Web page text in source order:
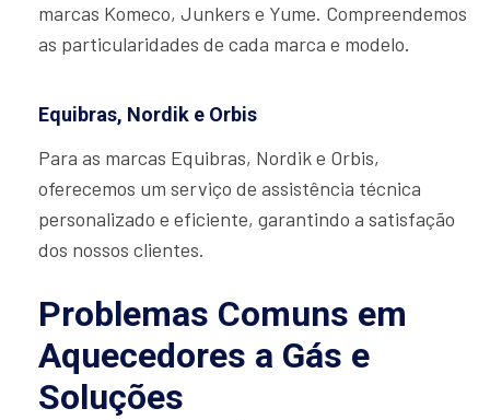
marcas Komeco, Junkers e Yume. Compreendemos
as particularidades de cada marca e modelo.
Equibras, Nordik e Orbis
Para as marcas Equibras, Nordik e Orbis,
oferecemos um serviço de assistência técnica
personalizado e eficiente, garantindo a satisfação
dos nossos clientes.
Problemas Comuns em
Aquecedores a Gás e
Soluções